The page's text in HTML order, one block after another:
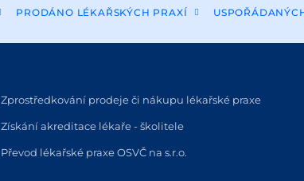
PRODÁNO LÉKAŘSKÝCH PRAXÍ
Zprostředkování prodeje či nákupu lékařské praxe
Získání akreditace lékaře - školitele
Převod lékařské praxe OSVČ na s.r.o.